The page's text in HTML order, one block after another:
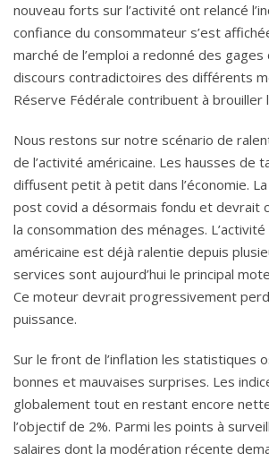
nouveau forts sur l’activité ont relancé
confiance du consommateur s’est
marché de l’emploi a redonné des
discours contradictoires des différents
Réserve Fédérale contribuent à brouiller
Nous restons sur notre scénario de
de l’activité américaine. Les hausses de
diffusent petit à petit dans l’économie.
post covid a désormais fondu et devrait
la consommation des ménages.
américaine est déjà ralentie depuis
services sont aujourd’hui le principal
Ce moteur devrait progressivement
puissance.
Sur le front de l’inflation les statistiques
bonnes et mauvaises surprises. Les
globalement tout en restant encore
l’objectif de 2%. Parmi les points à
salaires dont la modération récente